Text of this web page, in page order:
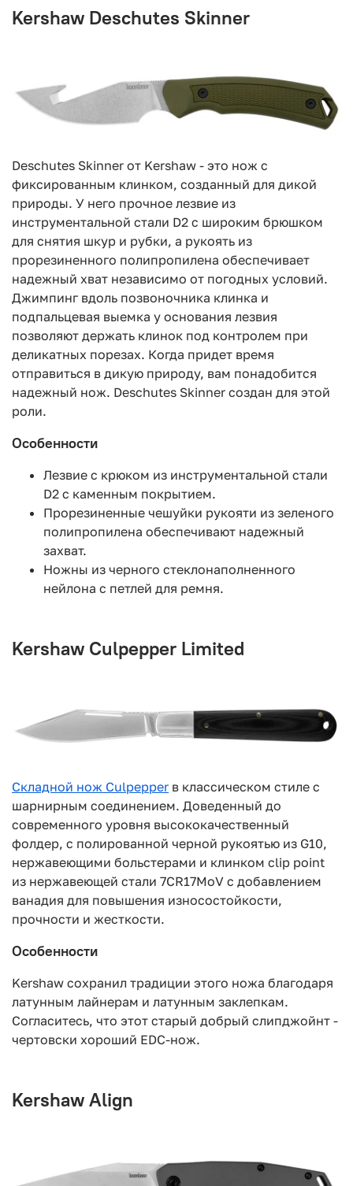
Kershaw Deschutes Skinner
Deschutes Skinner от Kershaw - это нож с
фиксированным клинком, созданный для дикой
природы. У него прочное лезвие из
инструментальной стали D2 с широким брюшком
для снятия шкур и рубки, а рукоять из
прорезиненного полипропилена обеспечивает
надежный хват независимо от погодных условий.
Джимпинг вдоль позвоночника клинка и
подпальцевая выемка у основания лезвия
позволяют держать клинок под контролем при
деликатных порезах. Когда придет время
отправиться в дикую природу, вам понадобится
надежный нож. Deschutes Skinner создан для этой
роли.
Особенности
Лезвие с крюком из инструментальной стали
D2 с каменным покрытием.
Прорезиненные чешуйки рукояти из зеленого
полипропилена обеспечивают надежный
захват.
Ножны из черного стеклонаполненного
нейлона с петлей для ремня.
Kershaw Culpepper Limited
Складной нож Culpepper в классическом стиле с
шарнирным соединением. Доведенный до
современного уровня высококачественный
фолдер, с полированной черной рукоятью из G10,
нержавеющими больстерами и клинком clip point
из нержавеющей стали 7CR17MoV с добавлением
ванадия для повышения износостойкости,
прочности и жесткости.
Особенности
Kershaw сохранил традиции этого ножа благодаря
латунным лайнерам и латунным заклепкам.
Согласитесь, что этот старый добрый слипджойнт -
чертовски хороший EDC-нож.
Kershaw Align